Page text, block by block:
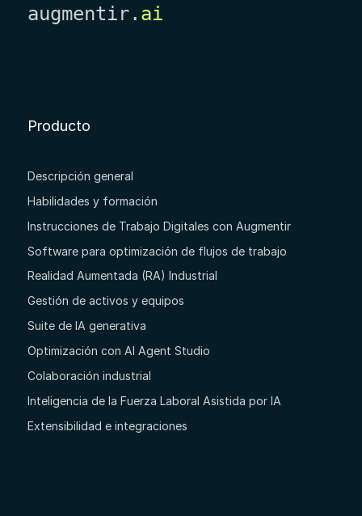
augmentir. ai
Producto
Descripción general
Habilidades y formación
Instrucciones de Trabajo Digitales con Augmentir
Software para optimización de flujos de trabajo
Realidad Aumentada (RA) Industrial
Gestión de activos y equipos
Suite de IA generativa
Optimización con AI Agent Studio
Colaboración industrial
Inteligencia de la Fuerza Laboral Asistida por IA
Extensibilidad e integraciones